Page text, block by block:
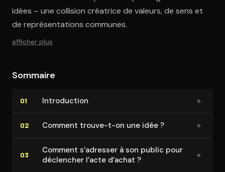
idées – une collision créatrice de valeurs, de sens et
de représentations communes.
afficher plus
Sommaire
01 In­tro­duc­tion +
02 Comment trouve-t-on une idée ? +
03
Comment s’adresser à son public pour
déclencher l’acte d’achat ?
+